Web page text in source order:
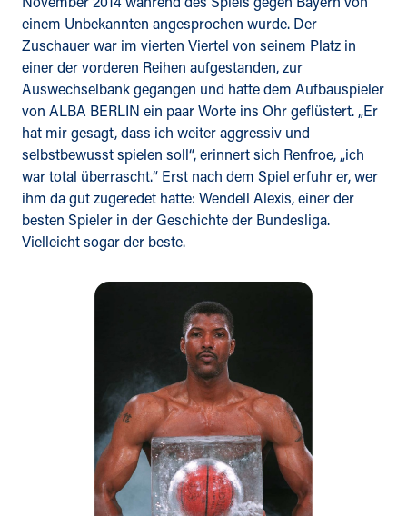
einem Unbekannten angesprochen wurde. Der
Zuschauer war im vierten Viertel von seinem Platz in
einer der vorderen Reihen aufgestanden, zur
Auswechselbank gegangen und hatte dem Aufbauspieler
von ALBA BERLIN ein paar Worte ins Ohr geflüstert. „Er
hat mir gesagt, dass ich weiter aggressiv und
selbstbewusst spielen soll“, erinnert sich Renfroe, „ich
war total überrascht.“ Erst nach dem Spiel erfuhr er, wer
ihm da gut zugeredet hatte: Wendell Alexis, einer der
besten Spieler in der Geschichte der Bundesliga.
Vielleicht sogar der beste.